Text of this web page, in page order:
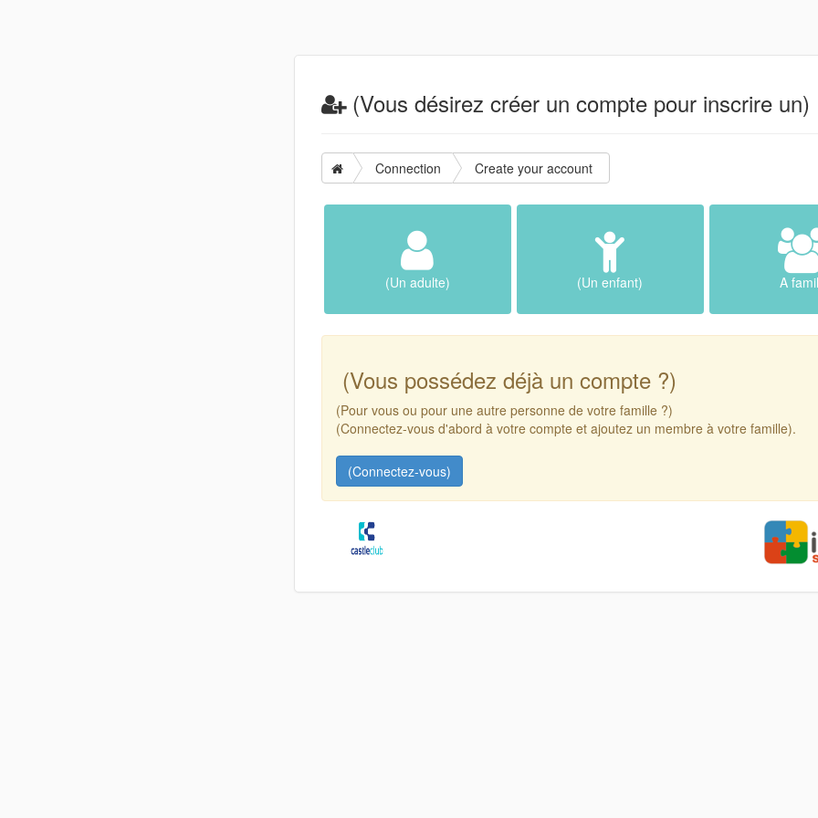
(Vous désirez créer un compte pour inscrire un)
Connection Create your account
(Un adulte) (Un enfant) A
(Vous possédez déjà un compte ?)
(Pour vous ou pour une autre personne de votre famille ?)
(Connectez-vous d'abord à votre compte et ajoutez un membre à votre famille).
(Connectez-vous)